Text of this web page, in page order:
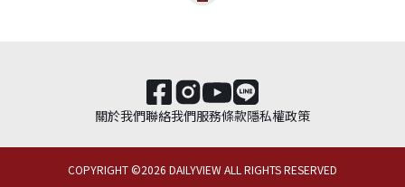
關於我們聯絡我們服務條款隱私權政策
COPYRIGHT ©2026 DAILYVIEW ALL RIGHTS RESERVED